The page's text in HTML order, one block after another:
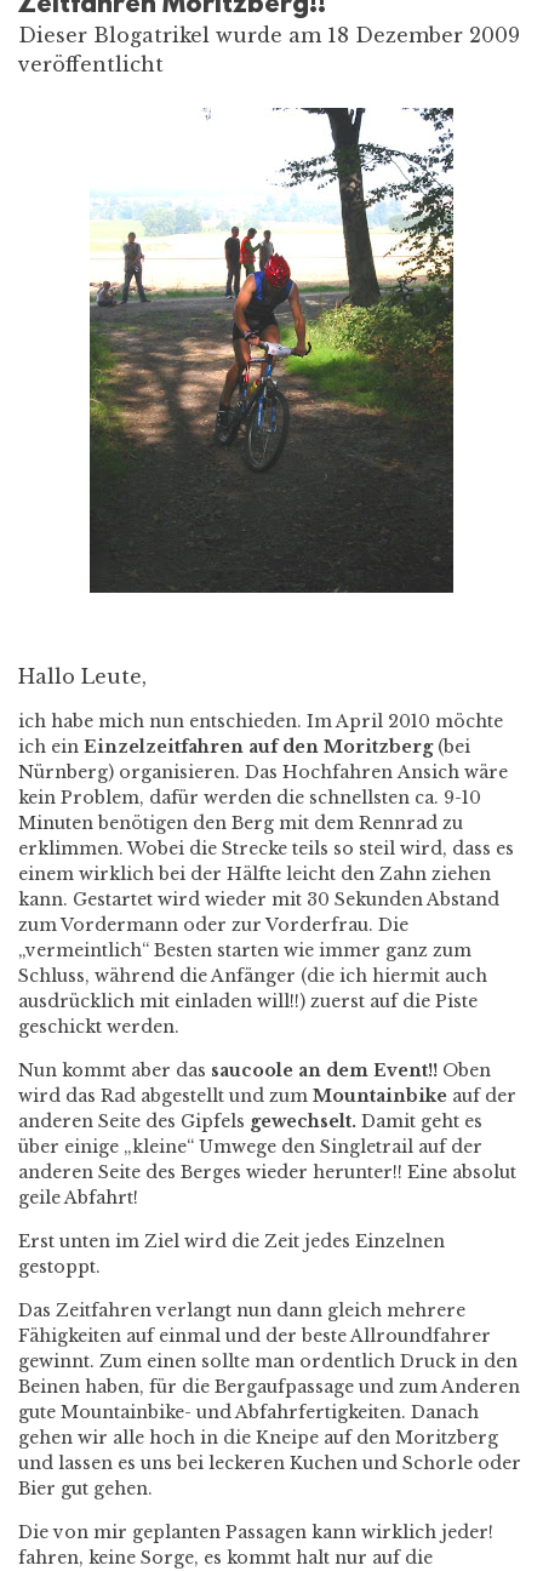
Dieser Blogatrikel wurde am 18 Dezember 2009
veröffentlicht
Hallo Leute,
ich habe mich nun entschieden. Im April 2010 möchte
ich ein Einzelzeitfahren auf den Moritzberg(bei
Nürnberg) organisieren. Das Hochfahren Ansich wäre
kein Problem, dafür werden die schnellsten ca. 9-10
Minuten benötigen den Berg mit dem Rennrad zu
erklimmen. Wobei die Strecke teils so steil wird, dass es
einem wirklich bei der Hälfte leicht den Zahn ziehen
kann. Gestartet wird wieder mit 30 Sekunden Abstand
zum Vordermann oder zur Vorderfrau. Die
„vermeintlich“ Besten starten wie immer ganz zum
Schluss, während die Anfänger (die ich hiermit auch
ausdrücklich mit einladen will!!) zuerst auf die Piste
geschickt werden.
Nun kommt aber das saucoole an dem Event!! Oben
wird das Rad abgestellt und zum Mountainbike auf der
anderen Seite des Gipfels gewechselt. Damit geht es
über einige „kleine“ Umwege den Singletrail auf der
anderen Seite des Berges wieder herunter!! Eine absolut
geile Abfahrt!
Erst unten im Ziel wird die Zeit jedes Einzelnen
gestoppt.
Das Zeitfahren verlangt nun dann gleich mehrere
Fähigkeiten auf einmal und der beste Allroundfahrer
gewinnt. Zum einen sollte man ordentlich Druck in den
Beinen haben, für die Bergaufpassage und zum Anderen
gute Mountainbike- und Abfahrfertigkeiten. Danach
gehen wir alle hoch in die Kneipe auf den Moritzberg
und lassen es uns bei leckeren Kuchen und Schorle oder
Bier gut gehen.
Die von mir geplanten Passagen kann wirklich jeder!
fahren, keine Sorge, es kommt halt nur auf die